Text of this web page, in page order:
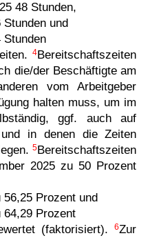
48 Stunden,
und
Stunden
4 Bereitschaftszeiten
die/der Beschäftigte am
vom Arbeitgeber
halten muss, um im
ggf. auch auf
und in denen die Zeiten
5 Bereitschaftszeiten
2025 zu 50 Prozent
Prozent und
Prozent
(faktorisiert).6Zur